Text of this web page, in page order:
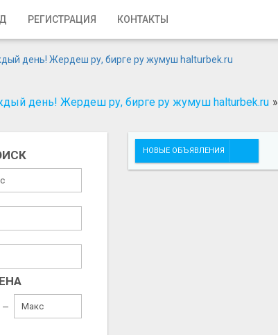
РЕГИСТРАЦИЯ КОНТАКТЫ
день! Жердеш ру, бирге ру жумуш halturbek.ru »
НОВЫЕ ОБЪЯВЛЕНИЯ